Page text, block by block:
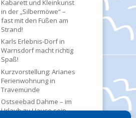
Kabarett und Kleinkunst
in der „Silbermöwe“ –
fast mit den Füßen am
Strand!
Karls Erlebnis-Dorf in
Warnsdorf macht richtig
Spaß!
Kurzvorstellung: Arianes
Ferienwohnung in
Travemünde
Ostseebad Dahme – im
Urlaub zu Hause sein